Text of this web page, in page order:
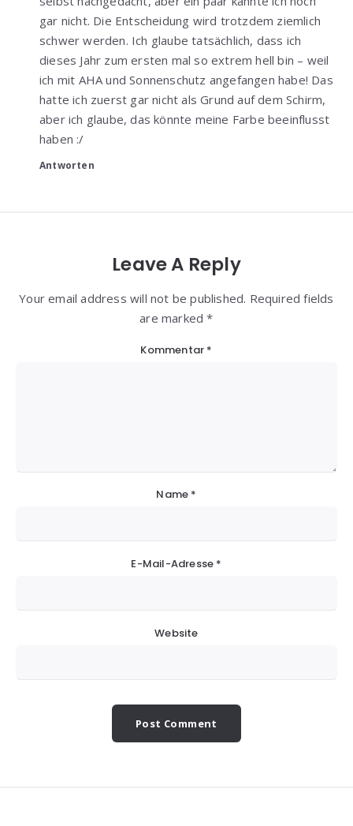
gar nicht. Die Entscheidung wird trotzdem ziemlich
schwer werden. Ich glaube tatsächlich, dass ich
dieses Jahr zum ersten mal so extrem hell bin – weil
ich mit AHA und Sonnenschutz angefangen habe! Das
hatte ich zuerst gar nicht als Grund auf dem Schirm,
aber ich glaube, das könnte meine Farbe beeinflusst
haben :/
Antworten
Leave A Reply
Your email address will not be published. Required fields
are marked *
Kommentar *
Name *
E-Mail-Adresse *
Website